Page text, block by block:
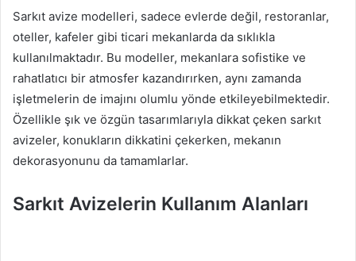
Sarkıt avize modelleri, sadece evlerde değil, restoranlar,
oteller, kafeler gibi ticari mekanlarda da sıklıkla
kullanılmaktadır. Bu modeller, mekanlara sofistike ve
rahatlatıcı bir atmosfer kazandırırken, aynı zamanda
işletmelerin de imajını olumlu yönde etkileyebilmektedir.
Özellikle şık ve özgün tasarımlarıyla dikkat çeken sarkıt
avizeler, konukların dikkatini çekerken, mekanın
dekorasyonunu da tamamlarlar.
Sarkıt Avizelerin Kullanım Alanları